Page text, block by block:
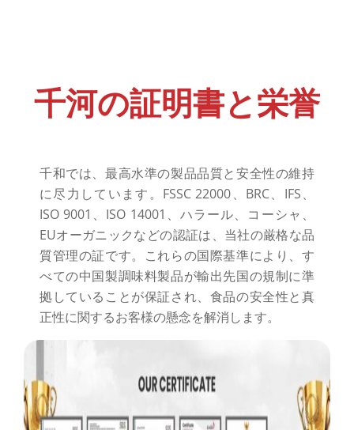
千河の証明書と栄誉
千和では、最高水準の製品品質と安全性の維持
に尽力しています。FSSC 22000、BRC、IFS、
ISO 9001、ISO 14001、ハラール、コーシャ、
EUオーガニックなどの認証は、当社の厳格な品
質管理の証です。これらの国際基準により、す
べての中国製調味料製品が輸出先国の規制に準
拠していることが保証され、食品の安全性と真
正性に関するお客様の懸念を解消します。